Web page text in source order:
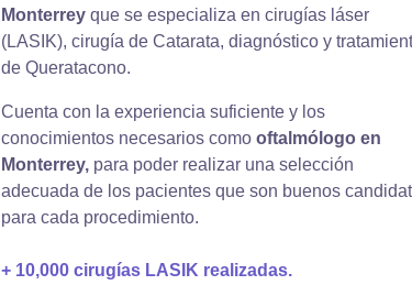
Monterrey que se especializa en cirugías láser
(LASIK), cirugía de Catarata, diagnóstico y
de Queratacono.
Cuenta con la experiencia suficiente y los
conocimientos necesarios como oftalmólogo en
Monterrey, para poder realizar una selección
adecuada de los pacientes que son buenos
para cada procedimiento.
+ 10,000 cirugías LASIK realizadas.